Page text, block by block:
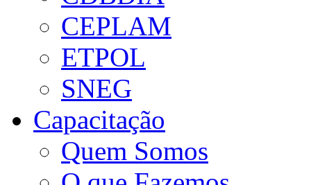
CEPLAM
ETPOL
SNEG
Capacitação
Quem Somos